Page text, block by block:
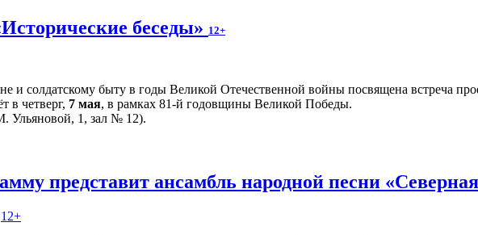
беседы» 12+
и солдатскому быту в годы Великой Отечественной войны посвящена встреча
в четверг, 7 мая, в рамках 81-й годовщины Великой Победы.
Ульяновой, 1, зал № 12).
представит ансамбль народной песни
12+